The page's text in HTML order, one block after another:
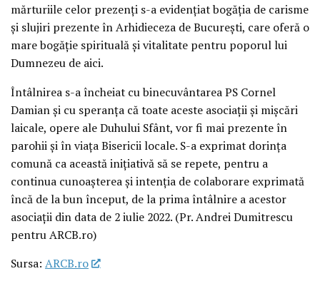
mărturiile celor prezenți s-a evidențiat bogăția de carisme
și slujiri prezente în Arhidieceza de București, care oferă o
mare bogăție spirituală și vitalitate pentru poporul lui
Dumnezeu de aici.
Întâlnirea s-a încheiat cu binecuvântarea PS Cornel
Damian și cu speranța că toate aceste asociații și mișcări
laicale, opere ale Duhului Sfânt, vor fi mai prezente în
parohii și în viața Bisericii locale. S-a exprimat dorința
comună ca această inițiativă să se repete, pentru a
continua cunoașterea și intenția de colaborare exprimată
încă de la bun început, de la prima întâlnire a acestor
asociații din data de 2 iulie 2022. (Pr. Andrei Dumitrescu
pentru ARCB.ro)
Sursa: ARCB.ro